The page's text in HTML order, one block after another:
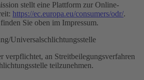
stellt eine Plattform zur Online-
https://ec.europa.eu/consumers/odr/.
Sie oben im Impressum.
Universal­schlichtungs­stelle
verpflichtet, an Streitbeilegungsverfahren
teilzunehmen.